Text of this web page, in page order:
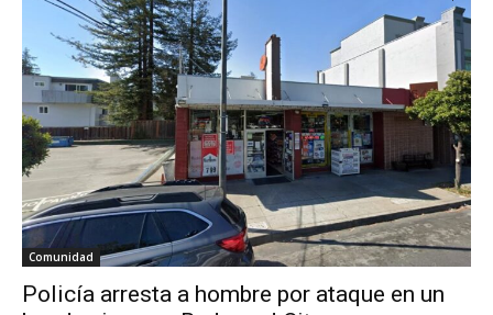
Comunidad
Policía arresta a hombre por ataque en un